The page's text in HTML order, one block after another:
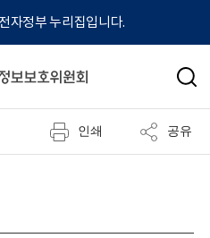
자정부 누리집입니다.
검
인쇄 공유